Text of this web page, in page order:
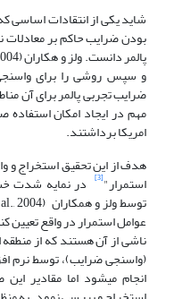
شاید یکی از انتقادات اساسی
بودن ضرایب حاکم بر معادلات
و سپس روشی را برای واسنجی
ضرایب تجربی پالمر برای آن
مهم در ایجاد امکان استفاده
امریکا برداشتند.
هدف از این تحقیق استخراج
استمرار"[3] در نمایه شدت
عوامل استمرار در واقع تعیین
ناشی از آن هستند که از
(واسنجی ضرایب)، توسط نرم
انجام میشود اما مقادیر این